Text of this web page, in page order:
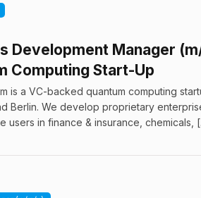
Development Manager
Computing Start-Up
is a VC-backed quantum computing
Berlin. We develop proprietary
users in finance & insurance, chemicals,